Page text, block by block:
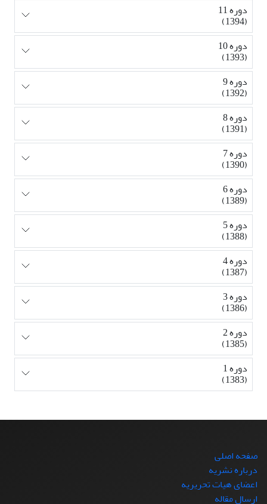
دوره 11
(1394)
دوره 10
(1393)
دوره 9
(1392)
دوره 8
(1391)
دوره 7
(1390)
دوره 6
(1389)
دوره 5
(1388)
دوره 4
(1387)
دوره 3
(1386)
دوره 2
(1385)
دوره 1
(1383)
صفحه اصلی
درباره نشریه
اعضای هیات تحریریه
ارسال مقاله